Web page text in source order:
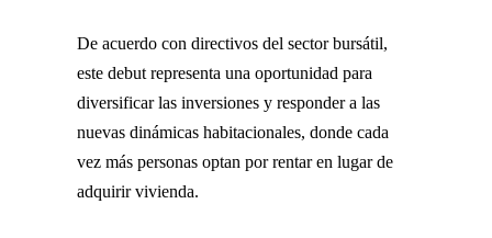
De acuerdo con directivos del sector bursátil,
este debut representa una oportunidad para
diversificar las inversiones y responder a las
nuevas dinámicas habitacionales, donde cada
vez más personas optan por rentar en lugar de
adquirir vivienda.